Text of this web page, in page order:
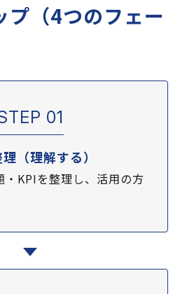
プ（4つのフェー
01
（理解する）
・KPIを整理し、活用の方